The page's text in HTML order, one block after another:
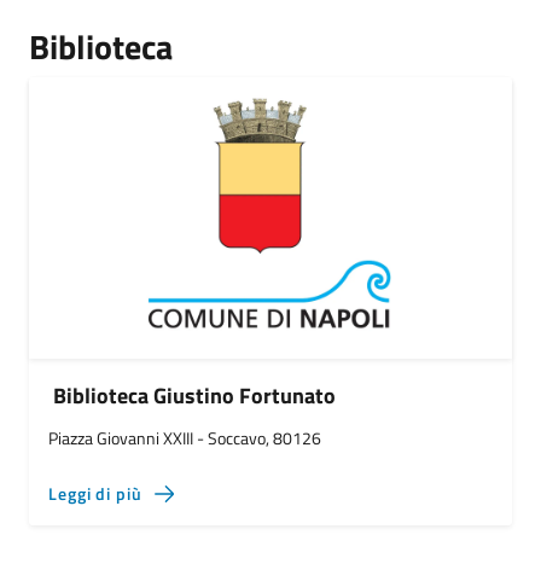
Biblioteca
Biblioteca Giustino Fortunato
Piazza Giovanni XXIII - Soccavo, 80126
Leggi di più